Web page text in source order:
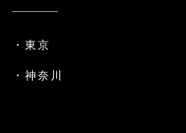
東京
神奈川